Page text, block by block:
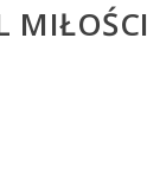
MIŁOŚCI